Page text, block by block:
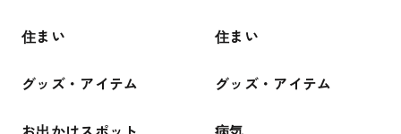
住まい
グッズ・アイテム
住まい
グッズ・アイテム